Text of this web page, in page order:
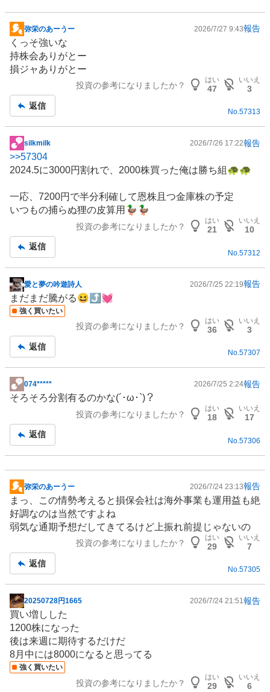
掲
示
板
記
弥栄のあーうー 2026/7/27 9:43報告
くっそ強いな
持株会ありがとー
損ジャありがとー
投資の参考になりましたか？
はい
47
いいえ
3
返信
No.57313
掲
示
板
silkmilk 2026/7/26 17:22報告
>>57304
2024.5に3000円割れで、2000株買った俺は勝ち組🐢🐢
一応、7200円で半分利確して恩株且つ金庫株の予定
いつもの捕らぬ狸の皮算用🦆🦆
投資の参考になりましたか？
はい
21
いいえ
10
返信
No. 57312
掲
示
板
愛と夢の吟遊詩人 2026/7/25 22:19報告
まだまだ騰がる😆⤴️💓
強く買いたい
投資の参考になりましたか？
はい
36
いいえ
3
返信
No.57307
掲
示
事
074***** 2026/7/25 2:24報告
そろそろ分割有るのかな(´･ω･`)？
投資の参考になりましたか？
はい
18
いいえ
17
返信
No. 57306
掲
示
板
記
弥栄のあーうー 2026/7/24 23:13報告
まっ、この情勢考えると損保会社は海外事業も運用益も絶
好調なのは当然ですよね
弱気な通期予想だしてきてるけど上振れ前提じゃないの
投資の参考になりましたか？
はい
29
いいえ
7
返信
No.57305
掲
示
板
記
事
20250728円1665 2026/7/24 21:51報告
買い増しした
1200株になった
後は来週に期待するだけだ
8月中には8000になると思ってる
強く買いたい
投資の参考になりましたか？
はい
29
いいえ
6